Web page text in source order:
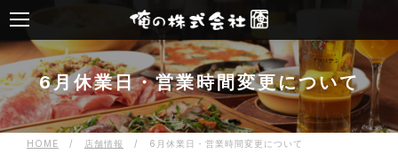
6月休業日・営業時間変更について
HOME / 店舗情報 /
6月休業日・営業時間変更について